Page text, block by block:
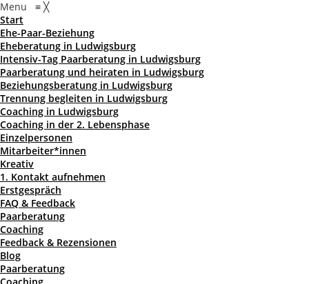
Menu ≡ ╳
Start
Ehe-Paar-Beziehung
Eheberatung in Ludwigsburg
Intensiv-Tag Paarberatung in Ludwigsburg
Paarberatung und heiraten in Ludwigsburg
Beziehungsberatung in Ludwigsburg
Trennung begleiten in Ludwigsburg
Coaching in Ludwigsburg
Coaching in der 2. Lebensphase
Einzelpersonen
Mitarbeiter*innen
Kreativ
1. Kontakt aufnehmen
Erstgespräch
FAQ & Feedback
Paarberatung
Coaching
Feedback & Rezensionen
Blog
Paarberatung